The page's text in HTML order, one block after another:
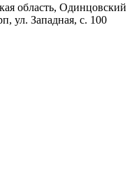
область, Одинцовский
ул. Западная, с. 100